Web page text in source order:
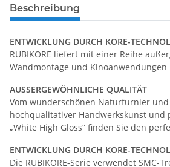
Beschreibung
ENTWICKLUNG DURCH KORE-
RUBIKORE liefert mit einer Reihe
Wandmontage und
AUSSERGEWÖHNLICHE QUALITÄT
Vom wunderschönen Naturfurnier
hochqualitativer Handwerkskunst und
„White High Gloss“ finden Sie den
ENTWICKLUNG DURCH KORE-
Die RUBIKORE-Serie verwendet